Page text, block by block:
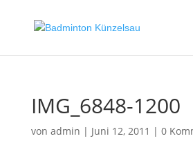
IMG_6848-1200
von admin | Juni 12, 2011 | 0